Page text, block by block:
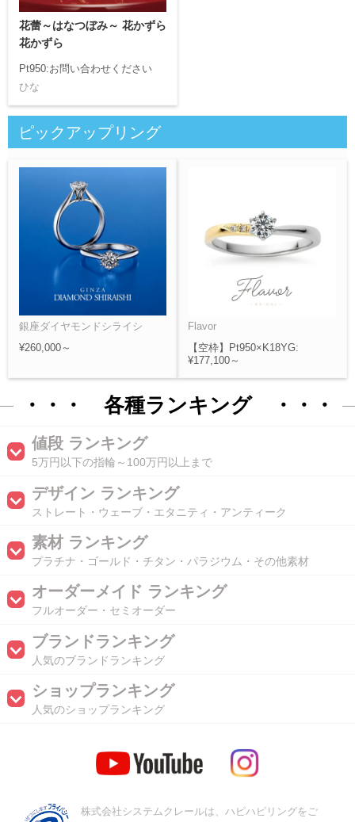
花蕾～はなつぼみ～ 花かずら
花かずら
Pt950:お問い合わせください
ひな
ピックアップリング
銀座ダイヤモンドシライシ
¥260,000～
Flavor
【空枠】Pt950×K18YG:
¥177,100～
・・・ 各種ランキング ・・・
値段 ランキング
5万円以下の指輪～100万円以上まで
デザイン ランキング
ストレート・ウェーブ・エタニティ・アンティーク
素材 ランキング
プラチナ・ゴールド・チタン・パラジウム・その他素材
オーダーメイド ランキング
フルオーダー・セミオーダー
ブランドランキング
人気のブランドランキング
ショップランキング
人気のショップランキング
株式会社システムクレールは、ハピハピリングをご